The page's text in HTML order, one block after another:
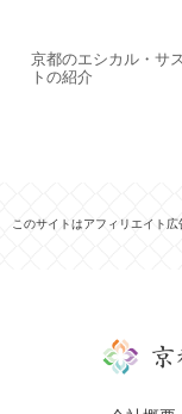
京都のエシカル・サ
トの紹介
このサイトはアフィリエイト